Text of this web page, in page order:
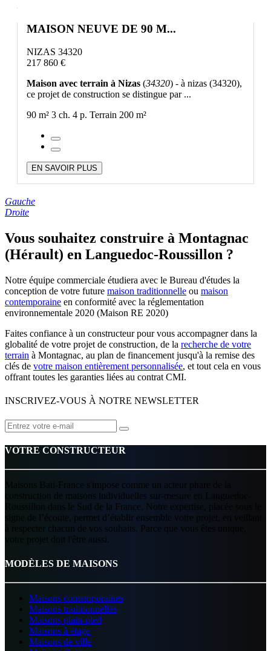
MAISON NEUVE DE 90 M...
NIZAS 34320
217 860 €
Maison avec terrain à Nizas (34320) - à nizas (34320),
ce projet de construction se distingue par ...
90 m² 3 ch. 4 p. Terrain 200 m²
EN SAVOIR PLUS
Gauche
Droite
Vous souhaitez construire à Montagnac
(Hérault) en Languedoc-Roussillon ?
Notre équipe commerciale étudiera avec le Bureau d'études la
conception de votre future maison traditionnelle ou maison
contemporaine en conformité avec la réglementation
environnementale 2020 (Maison RE 2020)
Faites confiance à un constructeur pour vous accompagner dans la
globalité de votre projet de construction, de la recherche de votre
terrain à Montagnac, au plan de financement jusqu'à la remise des
clés de votre maison entièrement personnalisée, et tout cela en vous
offrant toutes les garanties liées au contrat CMI.
INSCRIVEZ-VOUS À NOTRE NEWSLETTER
VOTRE CONSTRUCTEUR
Maisons Bati-France s'impose comme un acteur phare de la
construction de maisons individuelles sur-mesure en Languedoc-
Roussillon dans le Sud de la France. Notre expertise, placée sous le
signe de l’écoute, permet d’établir ensemble votre projet, en veillant
à respecter chacun de vos souhaits. Parce que vous êtes unique,
votre projet doit l'être aussi.
MODÈLES DE MAISONS
Maisons contemporaines
Maisons traditionnelles
Maisons plain-pied
Maisons à étage
Maisons de ville